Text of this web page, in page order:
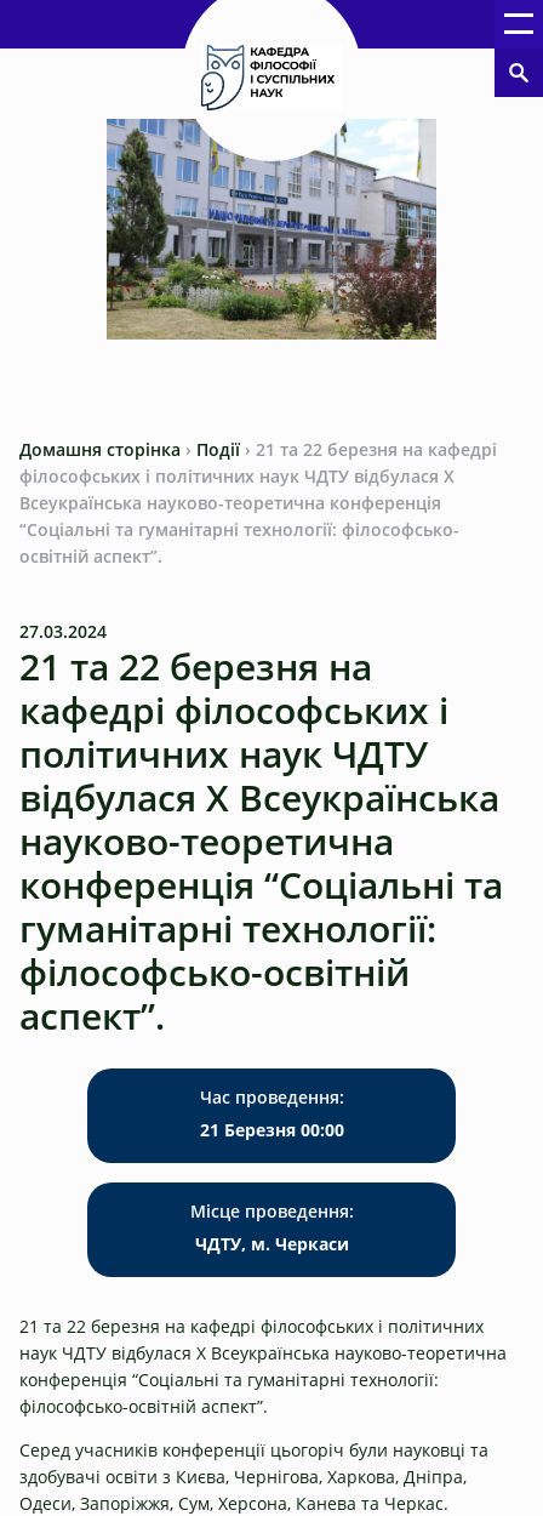
Домашня сторінка › Події › 21 та 22 березня на кафедрі
філософських і політичних наук ЧДТУ відбулася Х
Всеукраїнська науково-теоретична конференція
“Соціальні та гуманітарні технології: філософсько-
освітній аспект”.
27.03.2024
21 та 22 березня на
кафедрі філософських і
політичних наук ЧДТУ
відбулася Х Всеукраїнська
науково-теоретична
конференція “Соціальні та
гуманітарні технології:
філософсько-освітній
аспект”.
Час проведення:
21 Березня 00:00
Місце проведення:
ЧДТУ, м. Черкаси
21 та 22 березня на кафедрі філософських і політичних
наук ЧДТУ відбулася Х Всеукраїнська науково-теоретична
конференція “Соціальні та гуманітарні технології:
філософсько-освітній аспект”.
Серед учасників конференції цьогоріч були науковці та
здобувачі освіти з Києва, Чернігова, Харкова, Дніпра,
Одеси, Запоріжжя, Сум, Херсона, Канева та Черкас.